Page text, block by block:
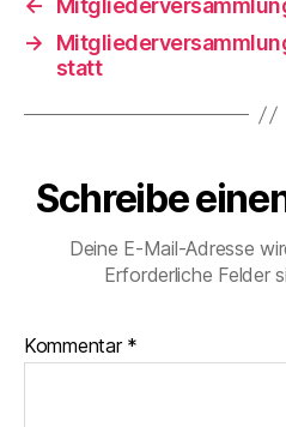
←
→
statt
Schreibe
Deine E-Mail-Adresse
Erforderliche Felder
Kommentar *